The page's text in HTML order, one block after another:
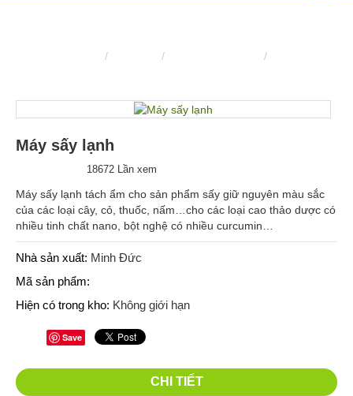
/ / /
Máy sấy lạnh
18672 Lần xem
Máy sấy lạnh tách ẩm cho sản phẩm sấy giữ nguyên màu sắc
của các loại cây, cỏ, thuốc, nấm…cho các loại cao thảo dược có
nhiều tinh chất nano, bột nghệ có nhiều curcumin…
Nhà sản xuất: Minh Đức
Mã sản phẩm:
Hiện có trong kho: Không giới hạn
Save
CHI TIẾT